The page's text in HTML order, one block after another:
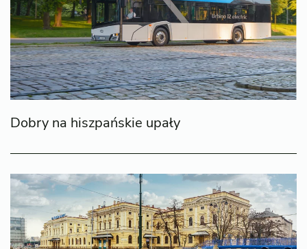
Dobry na hiszpańskie upały